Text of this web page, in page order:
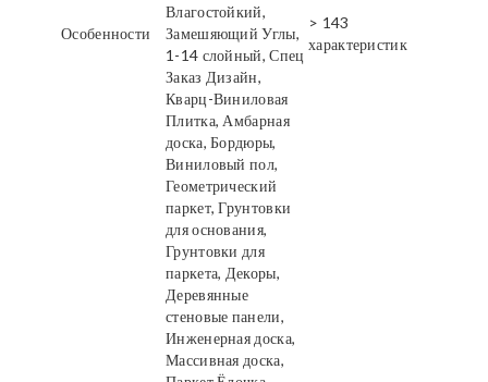
Особенности
Влагостойкий,
Замешяющий Углы,
1-14 слойный, Спец
Заказ Дизайн,
> 143
характеристик
Кварц-Виниловая
Плитка, Амбарная
доска, Бордюры,
Виниловый пол,
Геометрический
паркет, Грунтовки
для основания,
Грунтовки для
паркета, Декоры,
Деревянные
стеновые панели,
Инженерная доска,
Массивная доска,